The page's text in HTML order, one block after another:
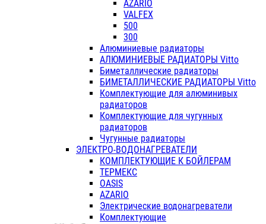
AZARIO
VALFEX
500
300
Алюминиевые радиаторы
АЛЮМИНИЕВЫЕ РАДИАТОРЫ Vitto
Биметаллические радиаторы
БИМЕТАЛЛИЧЕСКИЕ РАДИАТОРЫ Vitto
Комплектующие для алюминивых
радиаторов
Комплектующие для чугунных
радиаторов
Чугунные радиаторы
ЭЛЕКТРО-ВОДОНАГРЕВАТЕЛИ
КОМПЛЕКТУЮЩИЕ К БОЙЛЕРАМ
ТЕРМЕКС
OASIS
AZARIO
Электрические водонагреватели
Комплектующие